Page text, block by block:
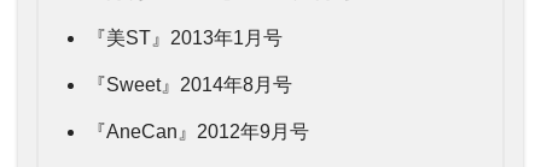
『美ST』2013年1月号
『Sweet』2014年8月号
『AneCan』2012年9月号